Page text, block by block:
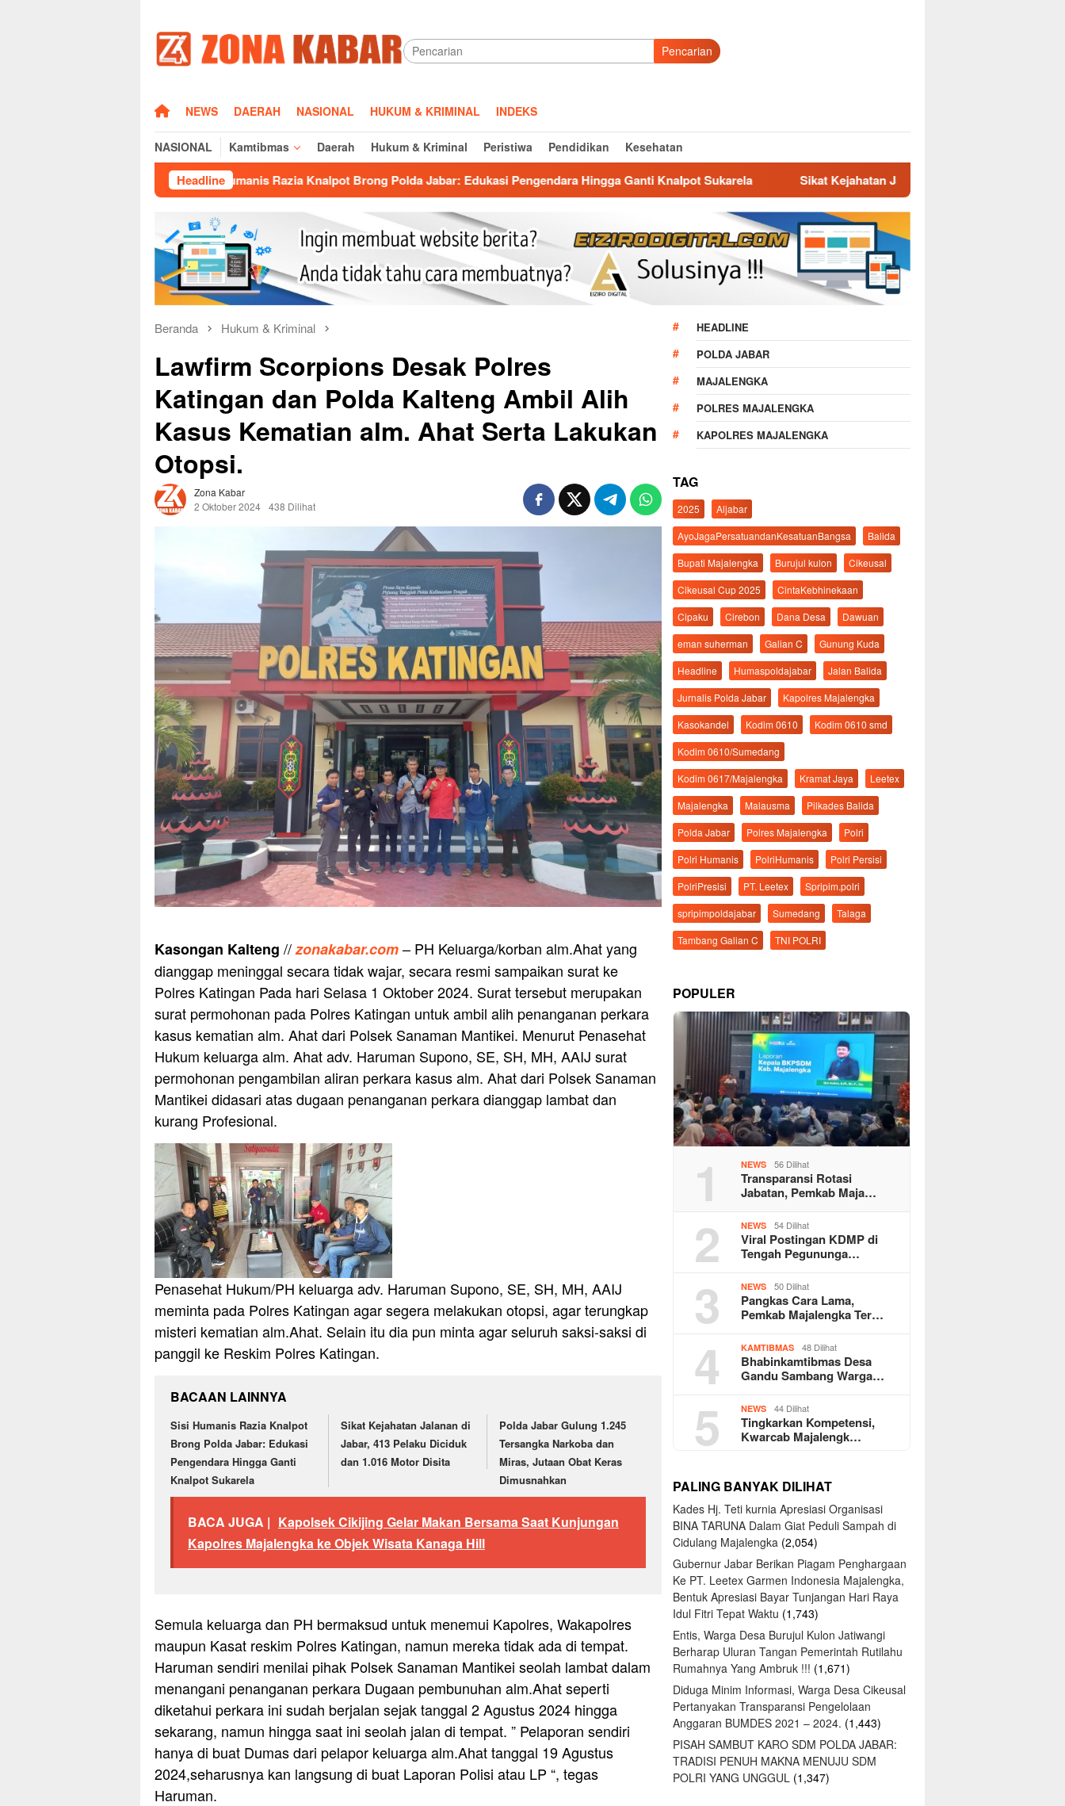
konten
Pencarian
HOMENEWS DAERAH NASIONAL HUKUM & KRIMINAL INDEKS
NASIONAL Kamtibmas Daerah Hukum & Kriminal Peristiwa Pendidikan Kesehatan
Headline
Sisi Humanis Razia Knalpot Brong Polda Jabar: Edukasi Pengendara Hingga Ganti Knalpot Sukarela Sikat Kejahatan Jalanan di Jabar, 413 Pelaku Diciduk dan 1.016
Beranda Hukum & Kriminal
Lawfirm Scorpions Desak Polres
Katingan dan Polda Kalteng Ambil Alih
Kasus Kematian alm. Ahat Serta Lakukan
Otopsi.
Zona Kabar
2 Oktober 2024 438 Dilihat
Kasongan Kalteng //zonakabar.com– PH Keluarga/korban alm.Ahat yang
dianggap meninggal secara tidak wajar, secara resmi sampaikan surat ke
Polres Katingan Pada hari Selasa 1 Oktober 2024. Surat tersebut merupakan
surat permohonan pada Polres Katingan untuk ambil alih penanganan perkara
kasus kematian alm. Ahat dari Polsek Sanaman Mantikei. Menurut Penasehat
Hukum keluarga alm. Ahat adv. Haruman Supono, SE, SH, MH, AAIJ surat
permohonan pengambilan aliran perkara kasus alm. Ahat dari Polsek Sanaman
Mantikei didasari atas dugaan penanganan perkara dianggap lambat dan
kurang Profesional.
Penasehat Hukum/PH keluarga adv. Haruman Supono, SE, SH, MH, AAIJ
meminta pada Polres Katingan agar segera melakukan otopsi, agar terungkap
misteri kematian alm.Ahat. Selain itu dia pun minta agar seluruh saksi-saksi di
panggil ke Reskim Polres Katingan.
BACAAN LAINNYA
Sisi Humanis Razia Knalpot
Brong Polda Jabar: Edukasi
Pengendara Hingga Ganti
Knalpot Sukarela
Sikat Kejahatan Jalanan di
Jabar, 413 Pelaku Diciduk
dan 1.016 Motor Disita
Polda Jabar Gulung 1.245
Tersangka Narkoba dan
Miras, Jutaan Obat Keras
Dimusnahkan
BACA JUGA | Kapolsek Cikijing Gelar Makan Bersama Saat Kunjungan
Kapolres Majalengka ke Objek Wisata Kanaga Hill
Semula keluarga dan PH bermaksud untuk menemui Kapolres, Wakapolres
maupun Kasat reskim Polres Katingan, namun mereka tidak ada di tempat.
Haruman sendiri menilai pihak Polsek Sanaman Mantikei seolah lambat dalam
menangani penanganan perkara Dugaan pembunuhan alm.Ahat seperti
diketahui perkara ini sudah berjalan sejak tanggal 2 Agustus 2024 hingga
sekarang, namun hingga saat ini seolah jalan di tempat. ” Pelaporan sendiri
hanya di buat Dumas dari pelapor keluarga alm.Ahat tanggal 19 Agustus
2024,seharusnya kan langsung di buat Laporan Polisi atau LP “, tegas
Haruman.
HEADLINE
POLDA JABAR
MAJALENGKA
POLRES MAJALENGKA
KAPOLRES MAJALENGKA
TAG
2025
Aljabar
AyoJagaPersatuandanKesatuanBangsa
Balida
Bupati Majalengka
Burujul kulon
Cikeusal
Cikeusal Cup 2025
CintaKebhinekaan
Cipaku
Cirebon Dana Desa
Dawuan
eman suherman
Galian C
Gunung Kuda
Headline
Humaspoldajabar
Jalan Balida
Jurnalis Polda Jabar
Kapolres Majalengka
Kasokandel
Kodim 0610
Kodim 0610 smd
Kodim 0610/Sumedang
Kodim 0617/Majalengka
Kramat Jaya
Leetex
Majalengka
Malausma
Pilkades Balida
Polda Jabar
Polres Majalengka
Polri
Polri Humanis
PolriHumanis
Polri Persisi
PolriPresisi
PT. Leetex
Spripim.polri
spripimpoldajabar
Sumedang
Talaga
Tambang Galian C
TNI POLRI
POPULER
1 NEWS 56 Dilihat
Transparansi Rotasi
Jabatan, Pemkab Maja…
2 NEWS 54 Dilihat
Viral Postingan KDMP di
Tengah Pegununga…
3 NEWS 50 Dilihat
Pangkas Cara Lama,
Pemkab Majalengka Ter…
4 KAMTIBMAS 48 Dilihat
Bhabinkamtibmas Desa
Gandu Sambang Warga…
5 NEWS 44 Dilihat
Tingkarkan Kompetensi,
Kwarcab Majalengk…
PALING BANYAK DILIHAT
Kades Hj. Teti kurnia Apresiasi Organisasi
BINA TARUNA Dalam Giat Peduli Sampah di
Cidulang Majalengka (2,054)
Gubernur Jabar Berikan Piagam Penghargaan
Ke PT. Leetex Garmen Indonesia Majalengka,
Bentuk Apresiasi Bayar Tunjangan Hari Raya
Idul Fitri Tepat Waktu (1,743)
Entis, Warga Desa Burujul Kulon Jatiwangi
Berharap Uluran Tangan Pemerintah Rutilahu
Rumahnya Yang Ambruk !!! (1,671)
Diduga Minim Informasi, Warga Desa Cikeusal
Pertanyakan Transparansi Pengelolaan
Anggaran BUMDES 2021 – 2024. (1,443)
PISAH SAMBUT KARO SDM POLDA JABAR:
TRADISI PENUH MAKNA MENUJU SDM
POLRI YANG UNGGUL (1,347)